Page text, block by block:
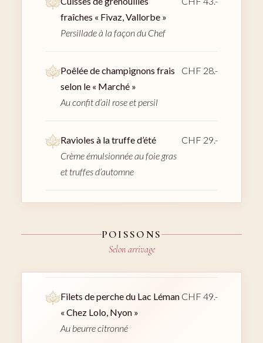
fraîches « Fivaz, Vallorbe »
Persillade à la façon du Chef
Poêlée de champignons frais
selon le « Marché »
Au confit d’ail rose et persil
CHF 28.-
Ravioles à la truffe d’été
Crème émulsionnée au foie gras
et truffes d’automne
CHF 29.-
POISSONS
Selon arrivage
Filets de perche du Lac Léman
« Chez Lolo, Nyon »
Au beurre citronné
CHF 49.-